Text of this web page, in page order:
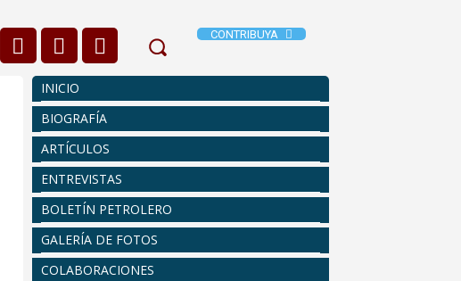
CONTRIBUYA
INICIO
BIOGRAFÍA
ARTÍCULOS
ENTREVISTAS
BOLETÍN PETROLERO
GALERÍA DE FOTOS
COLABORACIONES